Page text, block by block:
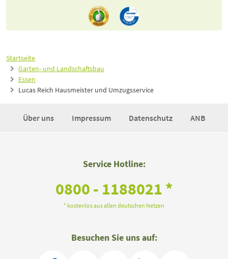
Startseite
Garten- und Landschaftsbau
Essen
Lucas Reich Hausmeister und Umzugsservice
Über uns Impressum Datenschutz ANB
Service Hotline:
0800 - 1188021 *
* kostenlos aus allen deutschen Netzen
Besuchen Sie uns auf: